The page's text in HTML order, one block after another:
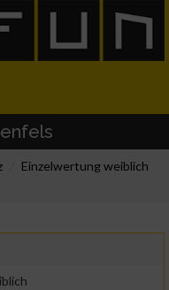
Einzelwertung weiblich